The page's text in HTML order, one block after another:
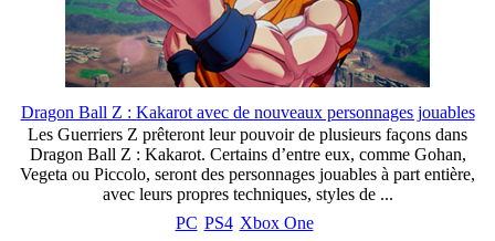
Dragon Ball Z : Kakarot avec de nouveaux personnages jouables
Les Guerriers Z prêteront leur pouvoir de plusieurs façons dans
Dragon Ball Z : Kakarot. Certains d’entre eux, comme Gohan,
Vegeta ou Piccolo, seront des personnages jouables à part entière,
avec leurs propres techniques, styles de ...
PC PS4 Xbox One